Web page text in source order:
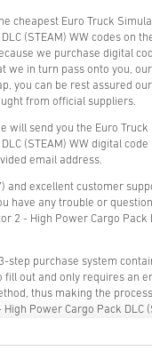
cheapest Euro Truck
(STEAM) WW codes on
we purchase digital
we in turn pass onto you,
you can be rest assured
from official suppliers.
will send you the Euro
(STEAM) WW digital
email address.
and excellent customer
have any trouble or
2 - High Power Cargo Pack
step purchase system
fill out and only requires an
thus making the
Power Cargo Pack DLC